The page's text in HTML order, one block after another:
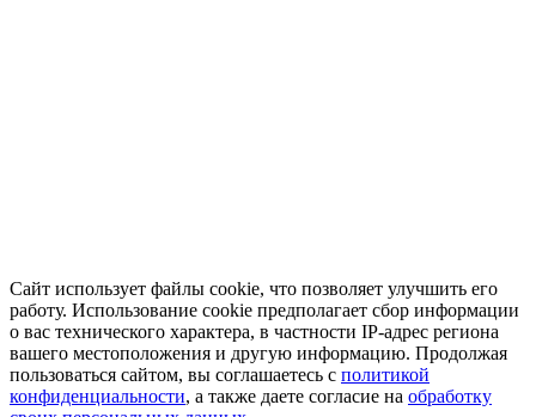
Сайт использует файлы cookie, что позволяет улучшить его
работу. Использование cookie предполагает сбор информации
о вас технического характера, в частности IP-адрес региона
вашего местоположения и другую информацию. Продолжая
пользоваться сайтом, вы соглашаетесь с политикой
конфиденциальности, а также даете согласие на обработку